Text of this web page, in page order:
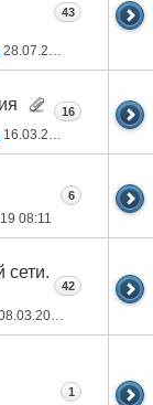
28.07.2021
43
16.03.2020
16
08:11
6
сети.
42
1